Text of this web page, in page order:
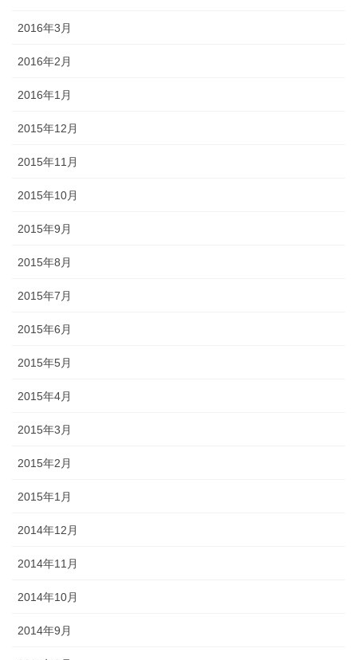
2016年3月
2016年2月
2016年1月
2015年12月
2015年11月
2015年10月
2015年9月
2015年8月
2015年7月
2015年6月
2015年5月
2015年4月
2015年3月
2015年2月
2015年1月
2014年12月
2014年11月
2014年10月
2014年9月